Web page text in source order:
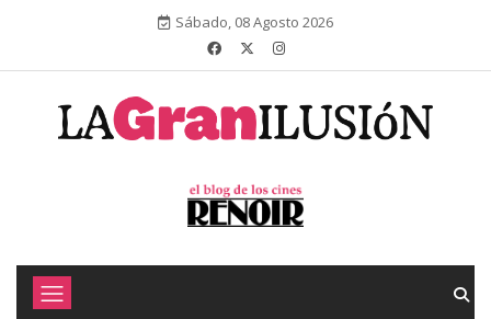
Sábado, 08 Agosto 2026